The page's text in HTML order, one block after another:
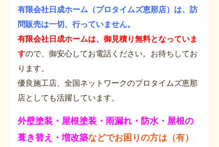
有限会社日成ホーム（プロタイムズ恵那店）は、訪
問販売は一切、行っていません。
有限会社日成ホームは、御見積り無料となっていま
すので、御安心してお電話ください。お待ちしてお
ります。
優良施工店、全国ネットワークのプロタイムズ恵那
店としても活躍しています。
外壁塗装・屋根塗装・雨漏れ・防水・屋根の
葺き替え・増改築などでお困りの方は（有）